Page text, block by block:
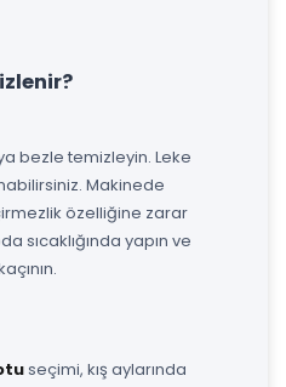
bezle temizleyin. Leke
Makinede
özelliğine zarar
sıcaklığında yapın ve
seçimi, kış aylarında